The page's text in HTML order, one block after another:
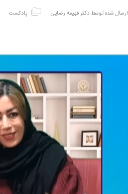
ارسال شده توسطدکتر فهیمه رضایی پادکست